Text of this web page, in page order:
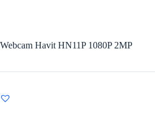
Webcam Havit HN11P 1080P 2MP